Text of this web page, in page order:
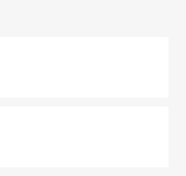
める外せないスポット